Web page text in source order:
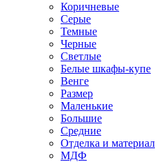
Коричневые
Серые
Темные
Черные
Светлые
Белые шкафы-купе
Венге
Размер
Маленькие
Большие
Средние
Отделка и материал
МДФ